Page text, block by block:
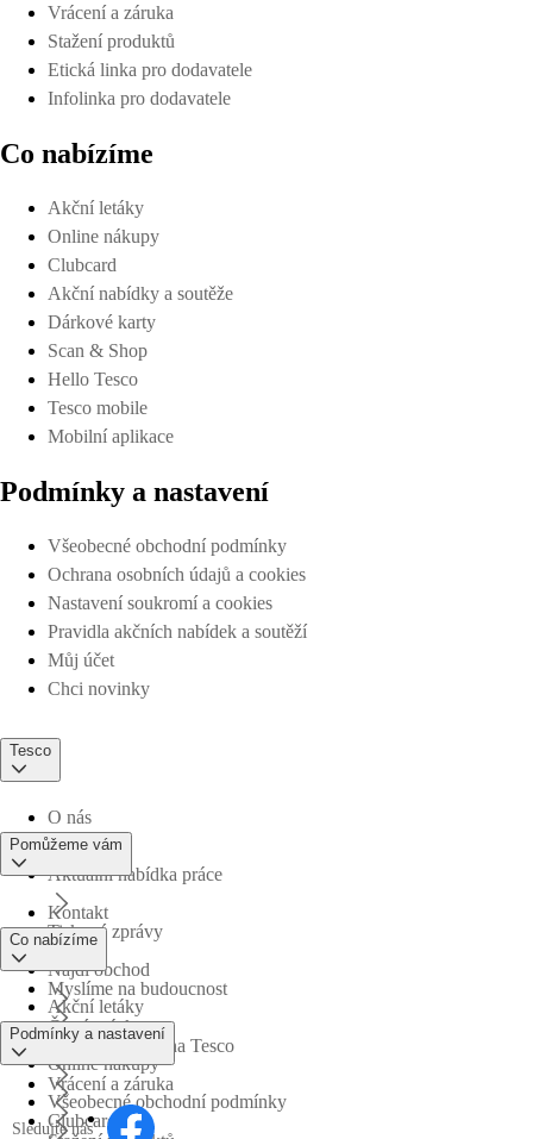
Vrácení a záruka
Stažení produktů
Etická linka pro dodavatele
Infolinka pro dodavatele
Co nabízíme
Akční letáky
Online nákupy
Clubcard
Akční nabídky a soutěže
Dárkové karty
Scan & Shop
Hello Tesco
Tesco mobile
Mobilní aplikace
Podmínky a nastavení
Všeobecné obchodní podmínky
Ochrana osobních údajů a cookies
Nastavení soukromí a cookies
Pravidla akčních nabídek a soutěží
Můj účet
Chci novinky
Tesco
O nás
Aktuální nabídka práce
Tiskové zprávy
Myslíme na budoucnost
Obchodní skupina Tesco
Pomůžeme vám
Kontakt
Najdi obchod
Časté otázky
Vrácení a záruka
Co nabízíme
Akční letáky
Online nákupy
Clubcard
Podmínky a nastavení
Všeobecné obchodní podmínky
Sledujte nás